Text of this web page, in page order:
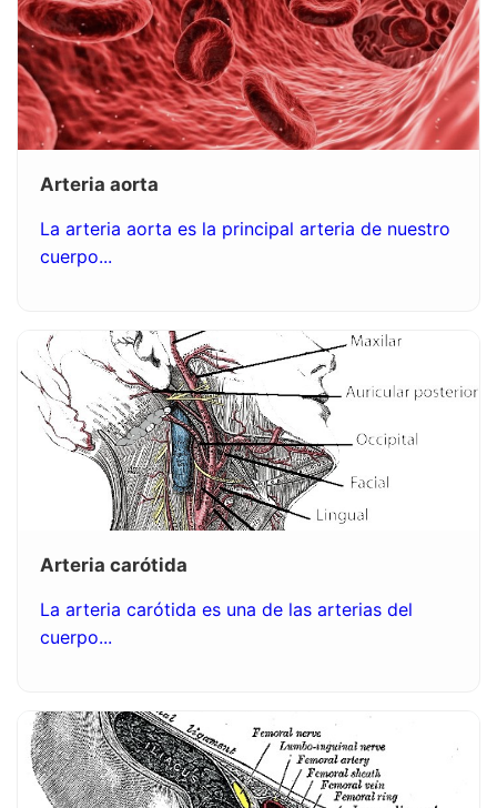
Arteria aorta
La arteria aorta es la principal arteria de nuestro
cuerpo...
Arteria carótida
La arteria carótida es una de las arterias del
cuerpo...